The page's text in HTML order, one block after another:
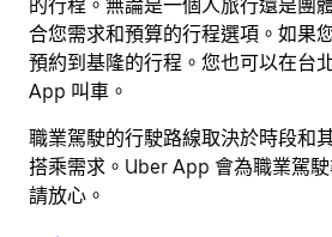
鈕
即
可
關
閉
行
事
的行程。無論是一個人旅行還是團
合您需求和預算的行程選項。如果
預約到基隆的行程。您也可以在台
App 叫車。
職業駕駛的行駛路線取決於時段和
搭乘需求。Uber App 會為職業駕駛
請放心。